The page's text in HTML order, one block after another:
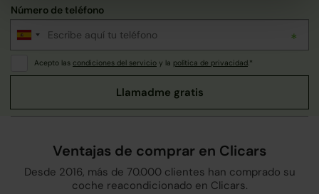
Número de teléfono
Acepto las condiciones del servicio y la política de privacidad.*
Ventajas de comprar en Clicars
Desde 2016, más de 70.000 clientes han comprado su
coche reacondicionado en Clicars.